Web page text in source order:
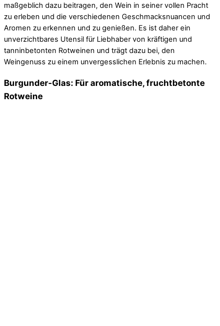
maßgeblich dazu beitragen, den Wein in seiner vollen Pracht
zu erleben und die verschiedenen Geschmacksnuancen und
Aromen zu erkennen und zu genießen. Es ist daher ein
unverzichtbares Utensil für Liebhaber von kräftigen und
tanninbetonten Rotweinen und trägt dazu bei, den
Weingenuss zu einem unvergesslichen Erlebnis zu machen.
Burgunder-Glas: Für aromatische, fruchtbetonte
Rotweine